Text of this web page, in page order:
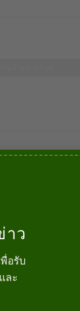
ว
อรับ
ละ
มฝ้า 12มม. KWA-
฿ บาท